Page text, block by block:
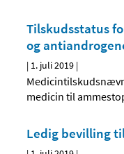
Tilskudsstatus
og
| 1. juli 2019 |
medicin til
Ledig bevilling